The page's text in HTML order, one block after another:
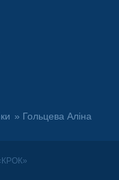
» Гольцева Аліна